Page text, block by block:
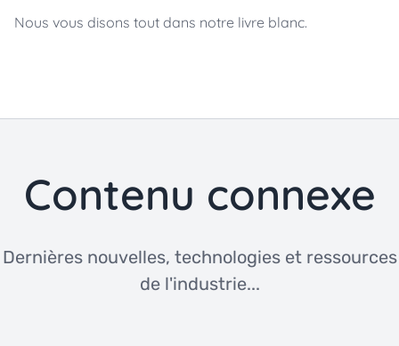
Nous vous disons tout dans notre livre blanc.
Contenu connexe
Dernières nouvelles, technologies et ressources
de l'industrie...